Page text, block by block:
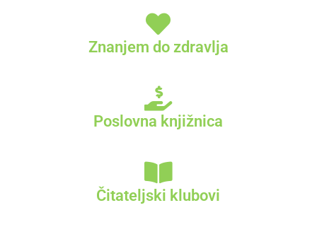
Znanjem do zdravlja
Poslovna knjižnica
Čitateljski klubovi